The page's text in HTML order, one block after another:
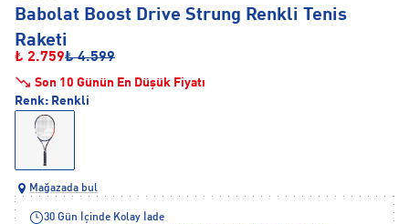
Babolat Boost Drive Strung Renkli Tenis
Raketi
₺ 2.759₺ 4.599
Son 10 Günün En Düşük Fiyatı
Renk: Renkli
Mağazada bul
30 Gün İçinde Kolay İade